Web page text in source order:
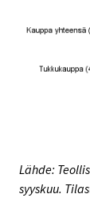
Lähde:
syyskuu.